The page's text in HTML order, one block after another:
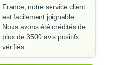
France, notre service client
est facilement joignable.
Nous avons été crédités de
plus de 3500 avis positifs
vérifiés.